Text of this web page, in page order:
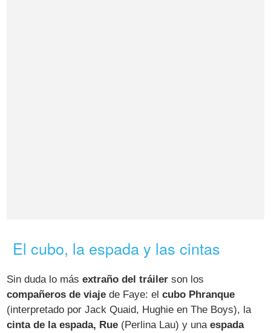
El cubo, la espada y las cintas
Sin duda lo másextraño del tráiler son los
compañeros de viaje de Faye: elcubo Phranque
(interpretado por Jack Quaid, Hughie en The Boys), la
cinta de la espada, Rue (Perlina Lau) y unaespada